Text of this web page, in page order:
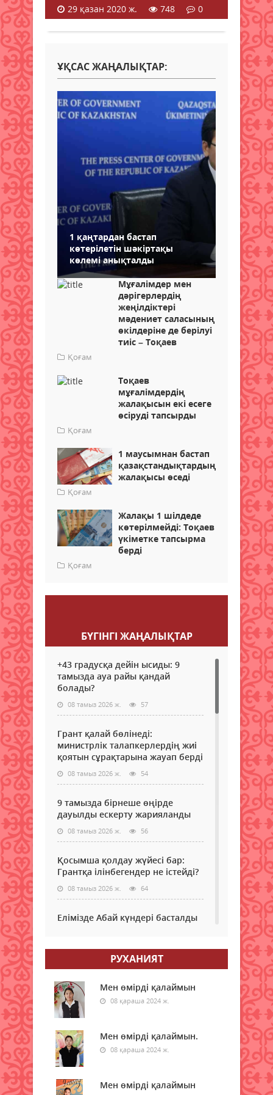
29 қазан 2020 ж.
748 0
ҰҚСАС ЖАҢАЛЫҚТАР:
1 қаңтардан бастап
көтерілетін шәкіртақы
көлемі анықталды
Мұғалімдер мен
дәрігерлердің
жеңілдіктері
мәдениет саласының
өкілдеріне де берілуі
тиіс – Тоқаев
Қоғам
Тоқаев
мұғалімдердің
жалақысын екі есеге
өсіруді тапсырды
Қоғам
1 маусымнан бастап
қазақстандықтардың
жалақысы өседі
Қоғам
Жалақы 1 шілдеде
көтерілмейді: Тоқаев
үкіметке тапсырма
берді
Қоғам
БҮГІНГI ЖАҢАЛЫҚТАР
+43 градусқа дейін ысиды: 9
тамызда ауа райы қандай
болады?
08 тамыз 2026 ж. 57
Грант қалай бөлінеді:
министрлік талапкерлердің жиі
қоятын сұрақтарына жауап берді
08 тамыз 2026 ж. 54
9 тамызда бірнеше өңірде
дауылды ескерту жарияланды
08 тамыз 2026 ж. 56
Қосымша қолдау жүйесі бар:
Грантқа ілінбегендер не істейді?
08 тамыз 2026 ж. 64
Елімізде Абай күндері басталды
Қызылордада “Жасыл ел“ еңбек
экологиялық сенбілік өтті
08 тамыз 2026 ж. 58
Жексенбіде еліміздің барлық
дерлік өңірінде дауылды
ескерту жарияланды
РУХАНИЯТ
Мен өмірді қалаймын
08 қараша 2024 ж.
Мен өмірді қалаймын.
08 қараша 2024 ж.
Мен өмірді қалаймын